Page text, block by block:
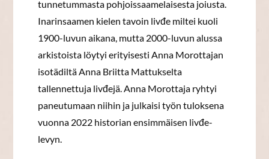
tunnetummasta pohjoissaamelaisesta joiusta.
Inarinsaamen kielen tavoin livđe miltei kuoli
1900-luvun aikana, mutta 2000-luvun alussa
arkistoista löytyi erityisesti Anna Morottajan
isotädiltä Anna Briitta Mattukselta
tallennettuja livđejä. Anna Morottaja ryhtyi
paneutumaan niihin ja julkaisi työn tuloksena
vuonna 2022 historian ensimmäisen livđe-
levyn.